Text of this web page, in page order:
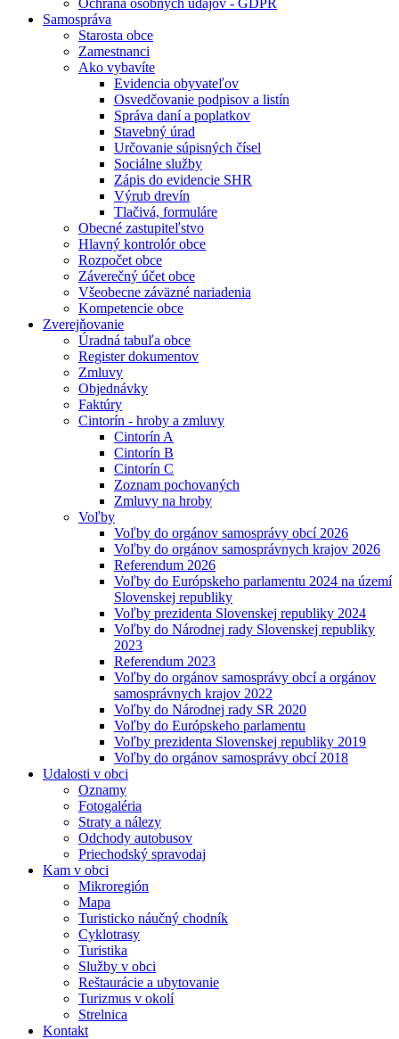
Ochrana osobných údajov - GDPR
Samospráva
Starosta obce
Zamestnanci
Ako vybavíte
Evidencia obyvateľov
Osvedčovanie podpisov a listín
Správa daní a poplatkov
Stavebný úrad
Určovanie súpisných čísel
Sociálne služby
Zápis do evidencie SHR
Výrub drevín
Tlačivá, formuláre
Obecné zastupiteľstvo
Hlavný kontrolór obce
Rozpočet obce
Záverečný účet obce
Všeobecne záväzné nariadenia
Kompetencie obce
Zverejňovanie
Úradná tabuľa obce
Register dokumentov
Zmluvy
Objednávky
Faktúry
Cintorín - hroby a zmluvy
Cintorín A
Cintorín B
Cintorín C
Zoznam pochovaných
Zmluvy na hroby
Voľby
Voľby do orgánov samosprávy obcí 2026
Voľby do orgánov samosprávnych krajov 2026
Referendum 2026
Voľby do Európskeho parlamentu 2024 na území
Slovenskej republiky
Voľby prezidenta Slovenskej republiky 2024
Voľby do Národnej rady Slovenskej republiky
2023
Referendum 2023
Voľby do orgánov samosprávy obcí a orgánov
samosprávnych krajov 2022
Voľby do Národnej rady SR 2020
Voľby do Európskeho parlamentu
Voľby prezidenta Slovenskej republiky 2019
Voľby do orgánov samosprávy obcí 2018
Udalosti v obci
Oznamy
Fotogaléria
Straty a nálezy
Odchody autobusov
Priechodský spravodaj
Kam v obci
Mikroregión
Mapa
Turisticko náučný chodník
Cyklotrasy
Turistika
Služby v obci
Reštaurácie a ubytovanie
Turizmus v okolí
Strelnica
Kontakt